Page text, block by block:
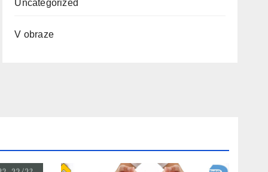
Uncategorized
V obraze